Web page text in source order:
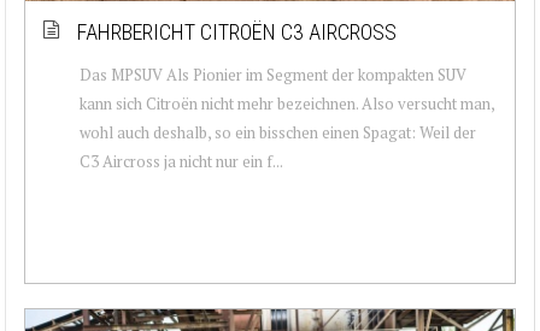
FAHRBERICHT CITROËN C3 AIRCROSS
Das MPSUV Als Pionier im Segment der kompakten SUV
kann sich Citroën nicht mehr bezeichnen. Also versucht man,
wohl auch deshalb, so ein bisschen einen Spagat: Weil der
C3 Aircross ja nicht nur ein f...